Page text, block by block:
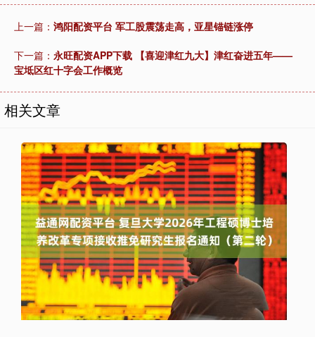
上一篇： 鸿阳配资平台 军工股震荡走高，亚星锚链涨停
下一篇： 永旺配资APP下载 【喜迎津红九大】津红奋进五年——
宝坻区红十字会工作概览
相关文章